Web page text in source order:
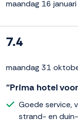
maandag 16
7.4
maandag 31
“Prima hotel
Goede service,
strand- en